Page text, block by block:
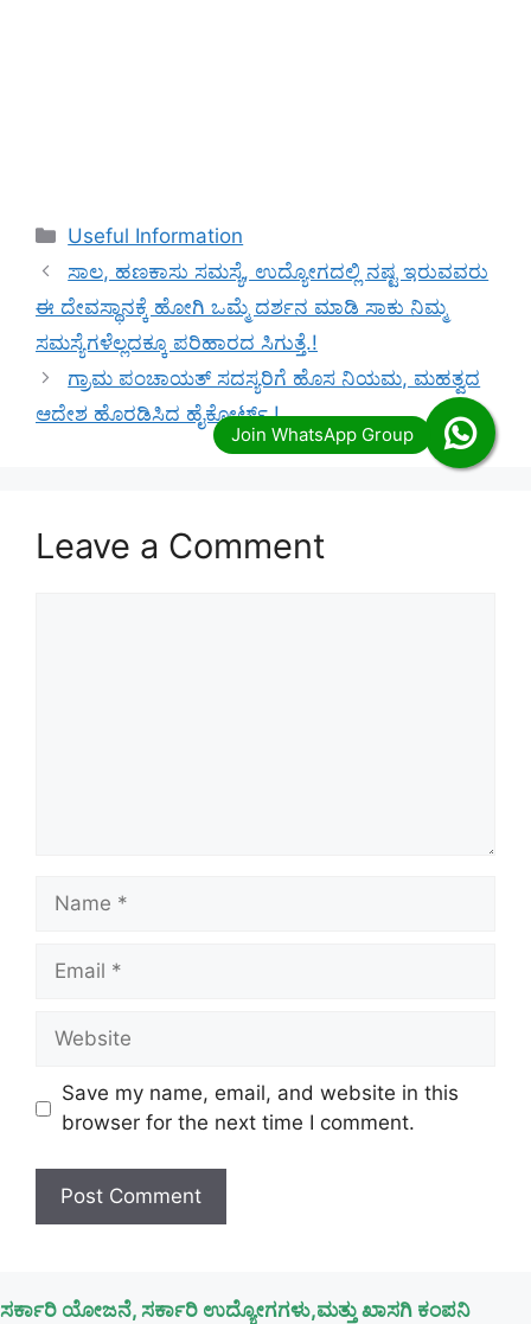
Categories
Useful Information
ಸಾಲ, ಹಣಕಾಸು ಸಮಸ್ಯೆ, ಉದ್ಯೋಗದಲ್ಲಿ ನಷ್ಟ ಇರುವವರು
ಈ ದೇವಸ್ಥಾನಕ್ಕೆ ಹೋಗಿ ಒಮ್ಮೆ ದರ್ಶನ ಮಾಡಿ ಸಾಕು ನಿಮ್ಮ
ಸಮಸ್ಯೆಗಳೆಲ್ಲದಕ್ಕೂ ಪರಿಹಾರದ ಸಿಗುತ್ತೆ.!
ಗ್ರಾಮ ಪಂಚಾಯತ್ ಸದಸ್ಯರಿಗೆ ಹೊಸ ನಿಯಮ, ಮಹತ್ವದ
ಆದೇಶ ಹೊರಡಿಸಿದ ಹೈಕೋರ್ಟ್.!
Leave a Comment
Name
Email
Website
Save my name, email, and website in this
browser for the next time I comment.
ಸರ್ಕಾರಿ ಯೋಜನೆ, ಸರ್ಕಾರಿ ಉದ್ಯೋಗಗಳು,ಮತ್ತು ಖಾಸಗಿ ಕಂಪನಿ